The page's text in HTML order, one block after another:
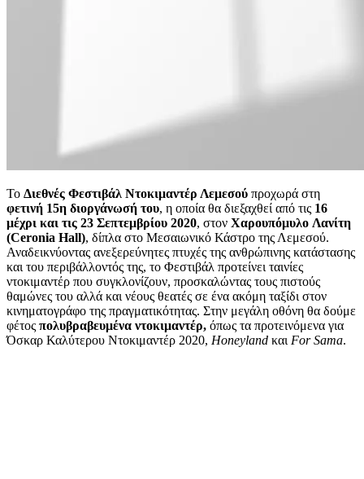
Το Διεθνές Φεστιβάλ Ντοκιμαντέρ Λεμεσού προχωρά στη
φετινή 15η διοργάνωσή του, η οποία θα διεξαχθεί από τις 16
μέχρι και τις 23 Σεπτεμβρίου 2020, στον Χαρουπόμυλο Λανίτη
(Ceronia Hall), δίπλα στο Μεσαιωνικό Κάστρο της Λεμεσού.
Αναδεικνύοντας ανεξερεύνητες πτυχές της ανθρώπινης κατάστασης
και του περιβάλλοντός της, το Φεστιβάλ προτείνει ταινίες
ντοκιμαντέρ που συγκλονίζουν, προσκαλώντας τους πιστούς
θαμώνες του αλλά και νέους θεατές σε ένα ακόμη ταξίδι στον
κινηματογράφο της πραγματικότητας. Στην μεγάλη οθόνη θα δούμε
φέτος πολυβραβευμένα ντοκιμαντέρ, όπως τα προτεινόμενα για
Όσκαρ Καλύτερου Ντοκιμαντέρ 2020, Honeyland και For Sama.